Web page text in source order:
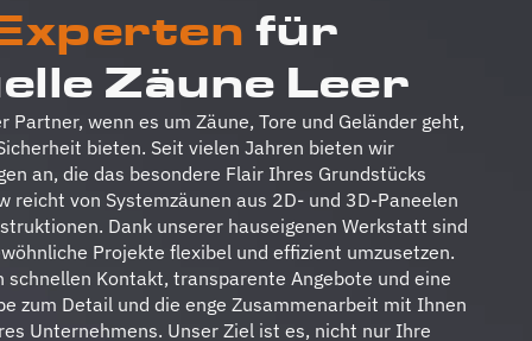
für
Zäune Leer
wenn es um Zäune, Tore und Geländer geht,
bieten. Seit vielen Jahren bieten wir
an, die das besondere Flair Ihres Grundstücks
reicht von Systemzäunen aus 2D- und 3D-Paneelen
Dank unserer hauseigenen Werkstatt sind
Projekte flexibel und effizient umzusetzen.
schnellen Kontakt, transparente Angebote und eine
zum Detail und die enge Zusammenarbeit mit Ihnen
Unternehmens. Unser Ziel ist es, nicht nur Ihre